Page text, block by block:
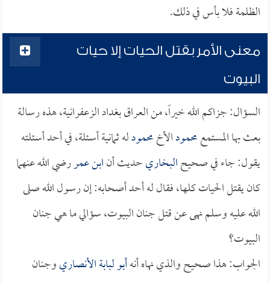
الظلمة فلا بأس في ذلك.
معنى الأمر بقتل الحيات إلا حيات
البيوت
السؤال: جزاكم الله خيراً، من العراق بغداد الزعفرانية، هذه رسالة
بعث بها المستمعمحمودالأخمحمودله ثمانية أسئلة، في أحد أسئلته
يقول: جاء في صحيحالبخاريحديث أنابن عمررضي الله عنهما
كان يقتل الحيات كلها، فقال له أحد أصحابه: إن رسول الله صلى
الله عليه وسلم نهى عن قتل جنان البيوت، سؤالي ما هي جنان
البيوت؟
الجواب: هذا صحيح والذي نهاه أنهأبو لبابة الأنصاريوجنان